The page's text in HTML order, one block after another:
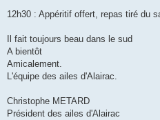
12h30 : Appéritif offert, repas tiré du
Il fait toujours beau dans le sud
A bientôt
Amicalement.
L'équipe des ailes d'Alairac.
Christophe METARD
Président des ailes d'Alairac